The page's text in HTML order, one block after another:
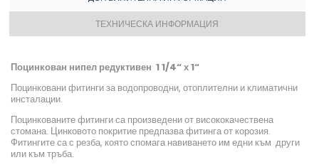
ТЕХНИЧЕСКА ИНФОРМАЦИЯ
Поцинкован нипел редуктивен 1 1/4“ х 1“
Поцинковани фитинги за водопроводни, отоплителни и климатични
инсталации.
Поцинкованите фитинги са произведени от висококачествена
стомана. Цинковото покритие предпазва фитинга от корозия.
Фитингите са с резба, която спомага навиването им едни към други
или към тръба.